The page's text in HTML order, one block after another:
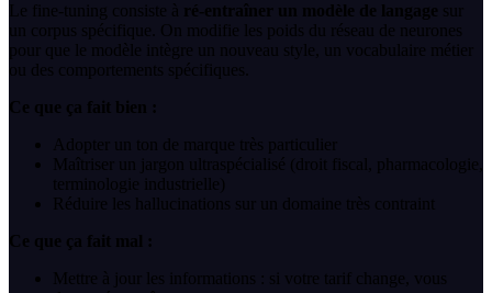
Le fine-tuning consiste à ré-entraîner un modèle de langage sur
un corpus spécifique. On modifie les poids du réseau de neurones
pour que le modèle intègre un nouveau style, un vocabulaire métier
ou des comportements spécifiques.
Ce que ça fait bien :
Adopter un ton de marque très particulier
Maîtriser un jargon ultraspécialisé (droit fiscal, pharmacologie,
terminologie industrielle)
Réduire les hallucinations sur un domaine très contraint
Ce que ça fait mal :
Mettre à jour les informations : si votre tarif change, vous